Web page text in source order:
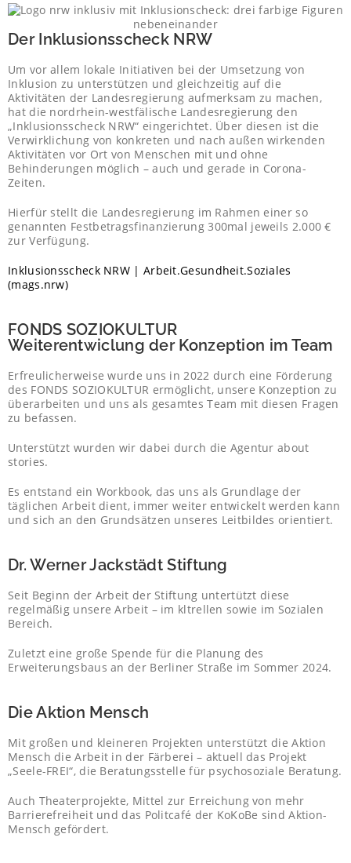
Der Inklusionsscheck NRW
Um vor allem lokale Initiativen bei der Umsetzung von
Inklusion zu unterstützen und gleichzeitig auf die
Aktivitäten der Landesregierung aufmerksam zu machen,
hat die nordrhein-westfälische Landesregierung den
„Inklusionsscheck NRW“ eingerichtet. Über diesen ist die
Verwirklichung von konkreten und nach außen wirkenden
Aktivitäten vor Ort von Menschen mit und ohne
Behinderungen möglich – auch und gerade in Corona-
Zeiten.
Hierfür stellt die Landesregierung im Rahmen einer so
genannten Festbetragsfinanzierung 300mal jeweils 2.000 €
zur Verfügung.
Inklusionsscheck NRW | Arbeit.Gesundheit.Soziales
(mags.nrw)
FONDS SOZIOKULTUR
Weiterentwiclung der Konzeption im Team
Erfreulicherweise wurde uns in 2022 durch eine Förderung
des FONDS SOZIOKULTUR ermöglicht, unsere Konzeption zu
überarbeiten und uns als gesamtes Team mit diesen Fragen
zu befassen.
Unterstützt wurden wir dabei durch die Agentur about
stories.
Es entstand ein Workbook, das uns als Grundlage der
täglichen Arbeit dient, immer weiter entwickelt werden kann
und sich an den Grundsätzen unseres Leitbildes orientiert.
Dr. Werner Jackstädt Stiftung
Seit Beginn der Arbeit der Stiftung untertützt diese
regelmäßig unsere Arbeit – im kltrellen sowie im Sozialen
Bereich.
Zuletzt eine große Spende für die Planung des
Erweiterungsbaus an der Berliner Straße im Sommer 2024.
Die Aktion Mensch
Mit großen und kleineren Projekten unterstützt die Aktion
Mensch die Arbeit in der Färberei – aktuell das Projekt
„Seele-FREI“, die Beratungsstelle für psychosoziale Beratung.
Auch Theaterprojekte, Mittel zur Erreichung von mehr
Barrierefreiheit und das Politcafé der KoKoBe sind Aktion-
Mensch gefördert.